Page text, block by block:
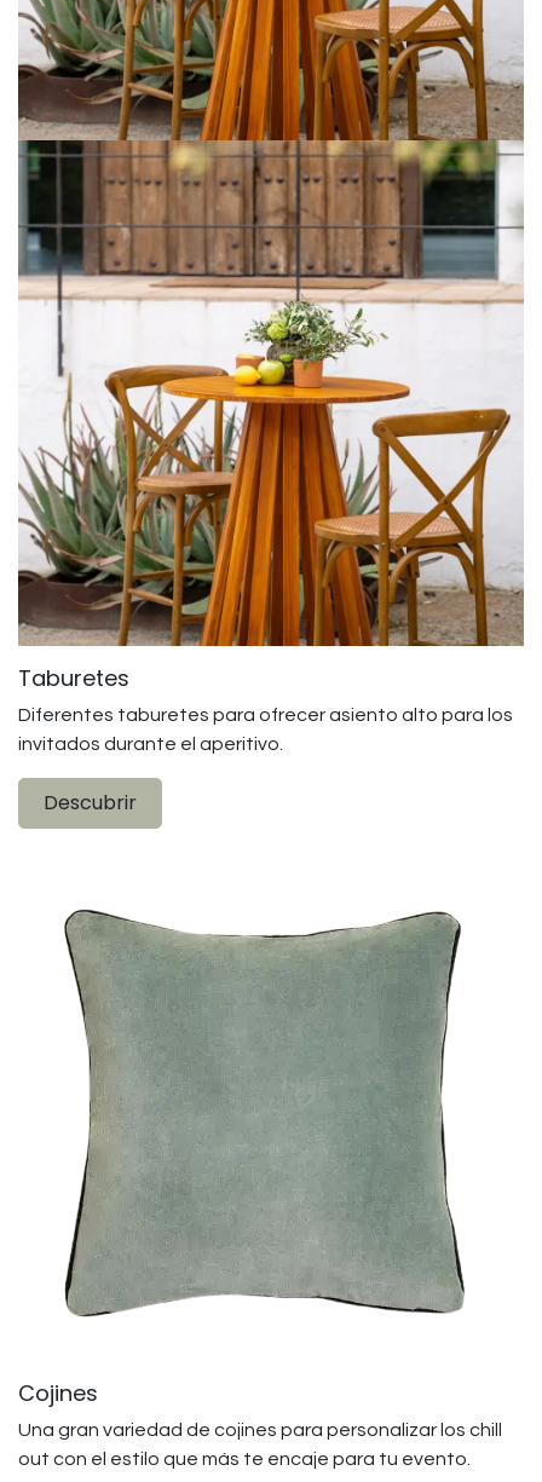
Taburetes
Diferentes taburetes para ofrecer asiento alto para los
invitados durante el aperitivo.
Descubrir
Cojines
Una gran variedad de cojines para personalizar los chill
out con el estilo que más te encaje para tu evento.